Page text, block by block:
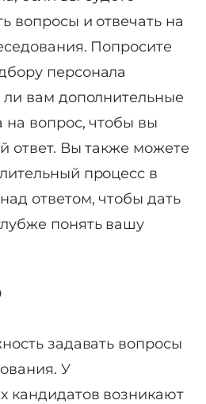
вопросы и отвечать на
Попросите
персонала
вам дополнительные
на вопрос, чтобы вы
ответ. Вы также можете
процесс в
ответом, чтобы дать
понять вашу
задавать вопросы
У
кандидатов возникают